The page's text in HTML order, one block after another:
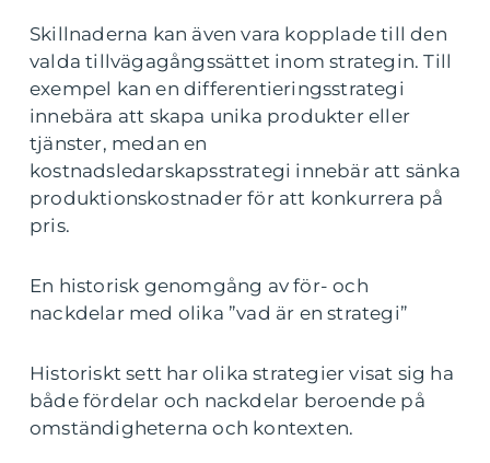
Skillnaderna kan även vara kopplade till den
valda tillvägagångssättet inom strategin. Till
exempel kan en differentieringsstrategi
innebära att skapa unika produkter eller
tjänster, medan en
kostnadsledarskapsstrategi innebär att sänka
produktionskostnader för att konkurrera på
pris.
En historisk genomgång av för- och
nackdelar med olika ”vad är en strategi”
Historiskt sett har olika strategier visat sig ha
både fördelar och nackdelar beroende på
omständigheterna och kontexten.